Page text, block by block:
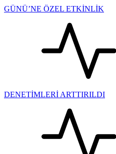
GÜNÜ’NE ÖZEL ETKİNLİK
DENETİMLERİ ARTTIRILDI